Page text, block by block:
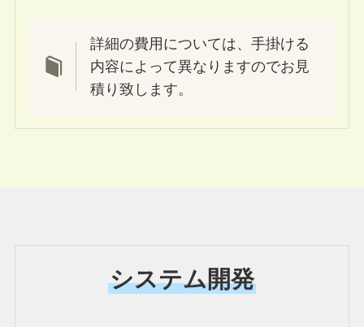
詳細の費用については、手掛ける
内容によって異なりますのでお見
積り致します。
システム開発